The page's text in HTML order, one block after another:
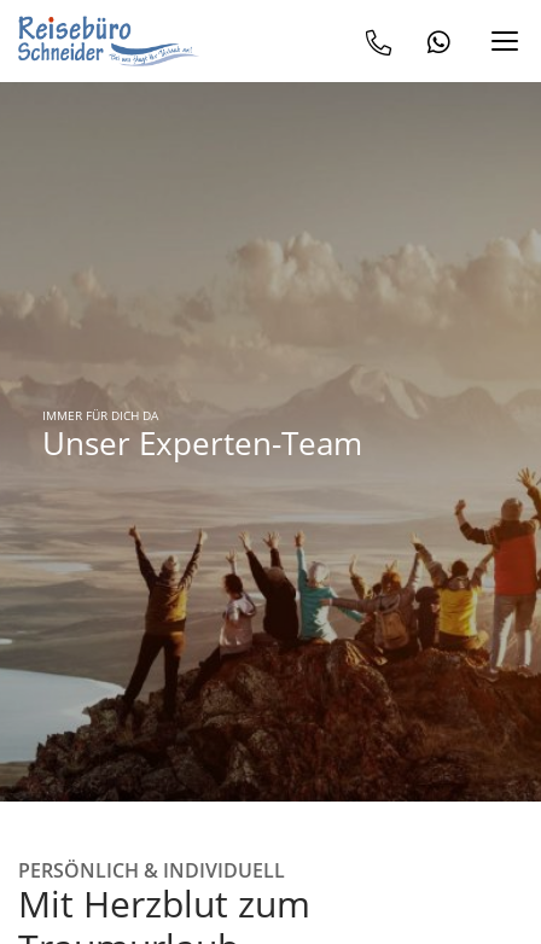
IMMER FÜR DICH DA
Unser Experten-Team
PERSÖNLICH & INDIVIDUELL
Mit Herzblut zum